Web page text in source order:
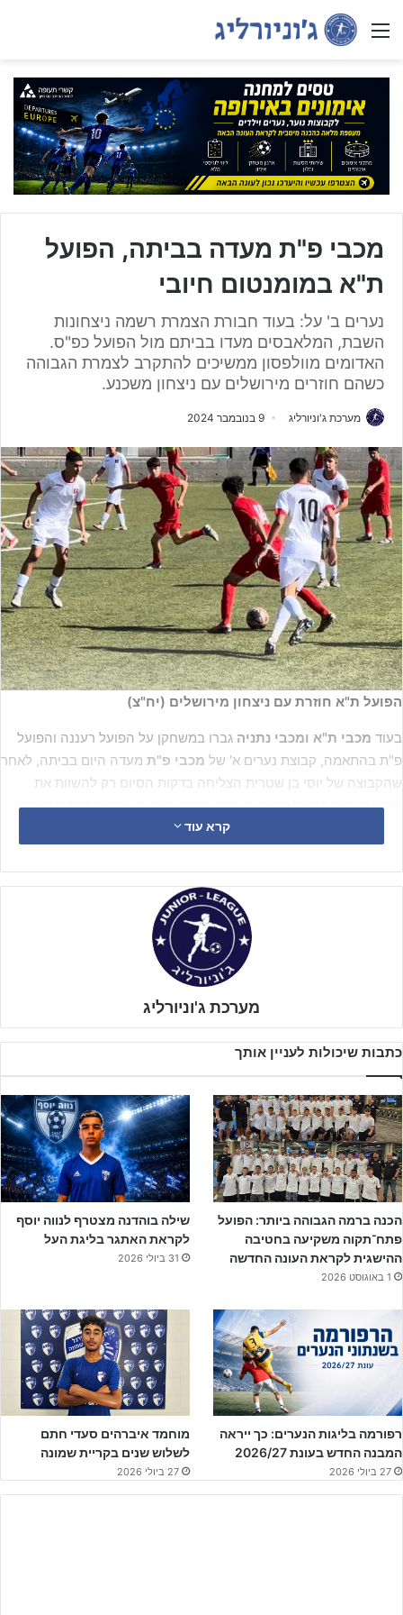
Menu
מכבי פ"ת מעדה בביתה, הפועל
ת"א במומנטום חיובי
נערים ב' על: בעוד חבורת הצמרת רשמה ניצחונות
השבת, המלאבסים מעדו בביתם מול הפועל כפ"ס.
האדומים מוולפסון ממשיכים להתקרב לצמרת הגבוהה
כשהם חוזרים מירושלים עם ניצחון משכנע.
מערכת ג'וניורליג 9 בנובמבר 2024
הפועל ת"א חוזרת עם ניצחון מירושלים (יח"צ)
בעוד מכבי ת"א ומכבי נתניה גברו במשחקן על הפועל רעננה והפועל
פ"ת בהתאמה, קבוצת נערים א' של מכבי פ"ת מעדה היום בביתה, לאחר
שהקבוצה של יוסי בן שטרית הצליחה בדקות הסיום רק להשוות את
התוצאה מול הפועל כפ"ס שעלתה ליתרון משער של דור חלף הכישרוני,
הפועל ת"א שנמצאת במומנטום חיובי בחודש האחרון חזרה עם ניצחון
חוץ מרשים מול הפועל ירושלים שהייתה ערב המחזור ה-10 צמודה אליה
בטבלה מרחק נקודה אחת ביניהן.
המחצית הראשונה שהייתה שוויונית הסתיימה בשוויון 1:1 לאחר
שירושלים הייתה זו שכבשה ראשונה כבר בחלוף כעשר דקות של משחק,
כשעילאי מליחי השווה את התוצאה.
קרא עוד
מערכת ג'וניורליג
כתבות שיכולות לעניין אותך
הכנה ברמה הגבוהה ביותר: הפועל
פתח־תקוה משקיעה בחטיבה
ההישגית לקראת העונה החדשה
1 באוגוסט 2026
שילה בוהדנה מצטרף לנווה יוסף
לקראת האתגר בליגת העל
31 ביולי 2026
רפורמה בליגות הנערים: כך ייראה
המבנה החדש בעונת 2026/27
27 ביולי 2026
מוחמד איברהים סעדי חתם
לשלוש שנים בקריית שמונה
27 ביולי 2026